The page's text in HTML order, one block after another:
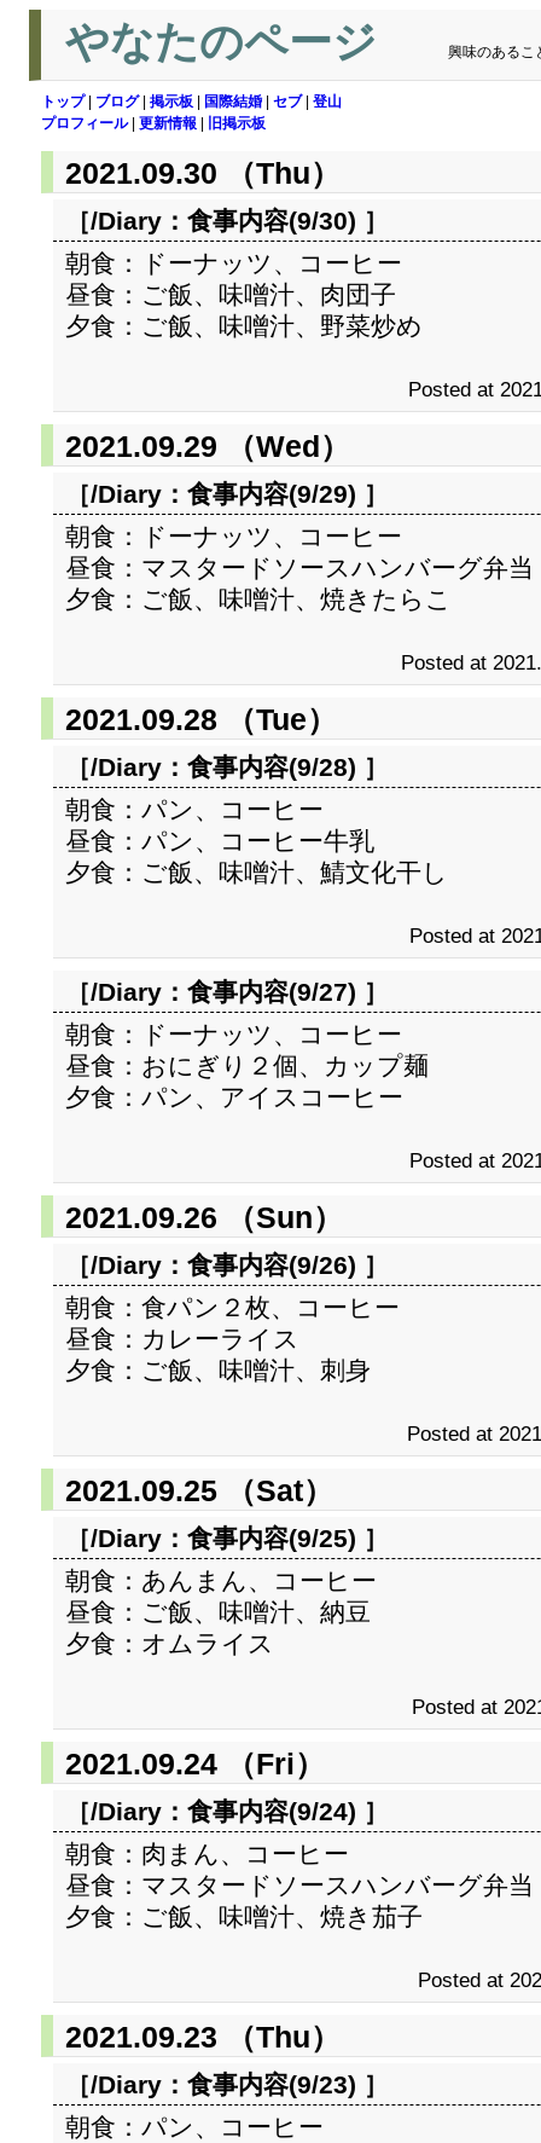
やなたのページ 興味のあるこ
トップ| ブログ| 掲示板 国際結婚 セブ| 登山
プロフィール| 更新情報 旧掲示板
2021.09.30 （Thu）
［/Diary： 食事内容(9/30) ］
朝食：ドーナッツ、コーヒー
昼食：ご飯、味噌汁、肉団子
夕食：ご飯、味噌汁、野菜炒め
Posted at
2021.09.29 （Wed）
［/Diary： 食事内容(9/29) ］
朝食：ドーナッツ、コーヒー
昼食：マスタードソースハンバーグ弁当
夕食：ご飯、味噌汁、焼きたらこ
Posted at
2021.09.28 （Tue）
［/Diary： 食事内容(9/28) ］
朝食：パン、コーヒー
昼食：パン、コーヒー牛乳
夕食：ご飯、味噌汁、鯖文化干し
Posted at
［/Diary： 食事内容(9/27) ］
朝食：ドーナッツ、コーヒー
昼食：おにぎり２個、カップ麺
夕食：パン、アイスコーヒー
Posted at
2021.09.26 （Sun）
［/Diary： 食事内容(9/26) ］
朝食：食パン２枚、コーヒー
昼食：カレーライス
夕食：ご飯、味噌汁、刺身
Posted at
2021.09.25 （Sat）
［/Diary： 食事内容(9/25) ］
朝食：あんまん、コーヒー
昼食：ご飯、味噌汁、納豆
夕食：オムライス
Posted at
2021.09.24 （Fri）
［/Diary： 食事内容(9/24) ］
朝食：肉まん、コーヒー
昼食：マスタードソースハンバーグ弁当
夕食：ご飯、味噌汁、焼き茄子
Posted at
2021.09.23 （Thu）
［/Diary： 食事内容(9/23) ］
朝食：パン、コーヒー